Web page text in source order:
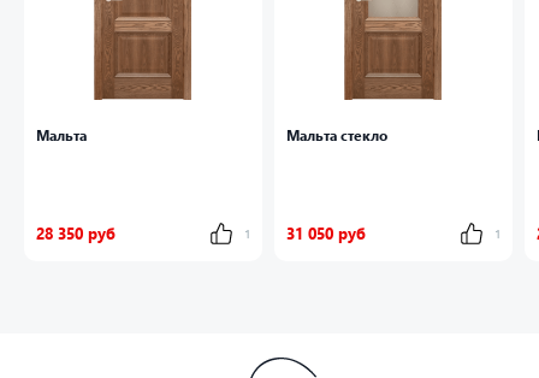
Мальта
28 350 руб 1
Мальта стекло
31 050 руб 1